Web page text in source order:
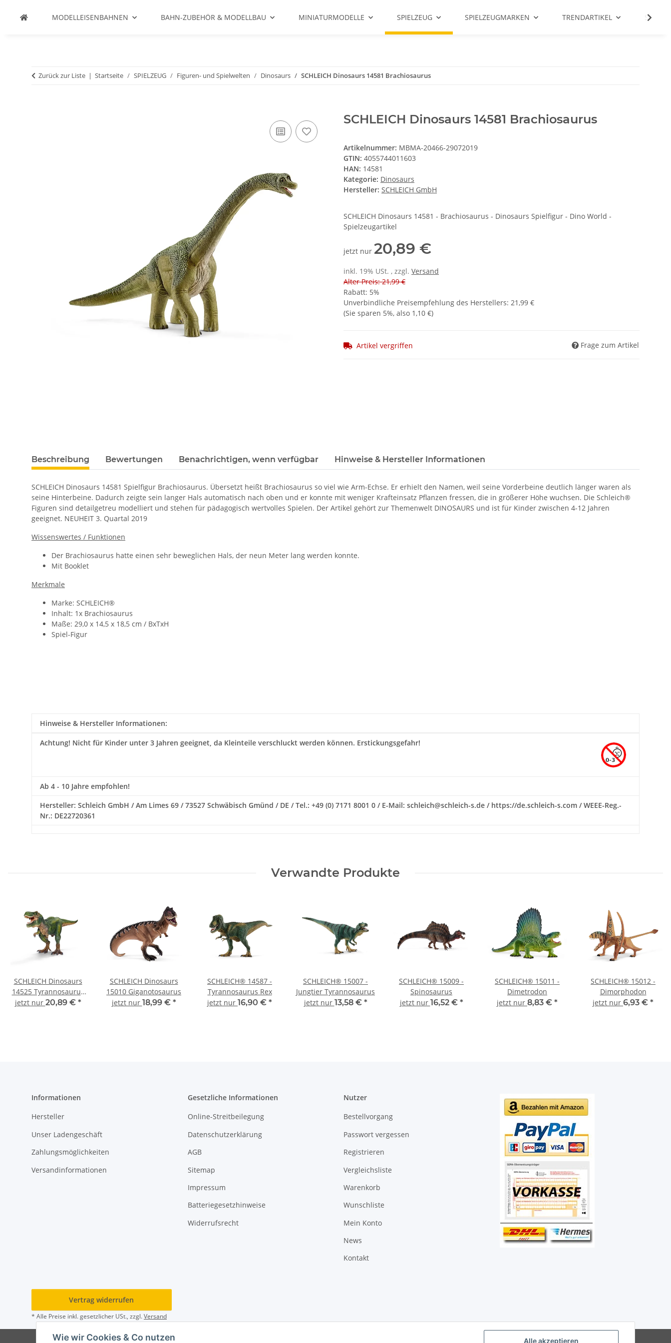
Alle akzeptieren
Wie wir Cookies & Co nutzen
MODELLEISENBAHNEN BAHN-ZUBEHÖR & MODELLBAU MINIATURMODELLE SPIELZEUG SPIELZEUGMARKEN TRENDARTIKEL SALE %
Zurück zur Liste Startseite SPIELZEUG Figuren- und Spielwelten Dinosaurs SCHLEICH Dinosaurs 14581 Brachiosaurus
SCHLEICH Dinosaurs 14581 Brachiosaurus
Artikelnummer: MBMA-20466-29072019
GTIN: 4055744011603
HAN: 14581
Kategorie: Dinosaurs
Hersteller: SCHLEICH GmbH
SCHLEICH Dinosaurs 14581 - Brachiosaurus - Dinosaurs Spielfigur - Dino World -
Spielzeugartikel
jetzt nur 20,89 €
inkl. 19% USt. , zzgl. Versand
Alter Preis: 21,99 €
Rabatt: 5%
Unverbindliche Preisempfehlung des Herstellers: 21,99 €
(Sie sparen 5%, also 1,10 €)
Artikel vergriffen Frage zum Artikel
Beschreibung Bewertungen Benachrichtigen, wenn verfügbar Hinweise & Hersteller Informationen
SCHLEICH Dinosaurs 14581 Spielfigur Brachiosaurus. Übersetzt heißt Brachiosaurus so viel wie Arm-Echse. Er erhielt den Namen, weil seine Vorderbeine deutlich länger waren als
seine Hinterbeine. Dadurch zeigte sein langer Hals automatisch nach oben und er konnte mit weniger Krafteinsatz Pflanzen fressen, die in größerer Höhe wuchsen. Die Schleich®
Figuren sind detailgetreu modelliert und stehen für pädagogisch wertvolles Spielen. Der Artikel gehört zur Themenwelt DINOSAURS und ist für Kinder zwischen 4-12 Jahren
geeignet. NEUHEIT 3. Quartal 2019
Wissenswertes / Funktionen
Der Brachiosaurus hatte einen sehr beweglichen Hals, der neun Meter lang werden konnte.
Mit Booklet
Merkmale
Marke: SCHLEICH®
Inhalt: 1x Brachiosaurus
Maße: 29,0 x 14,5 x 18,5 cm / BxTxH
Spiel-Figur
Hinweise & Hersteller Informationen:
Achtung! Nicht für Kinder unter 3 Jahren geeignet, da Kleinteile verschluckt werden können. Erstickungsgefahr!
Ab 4 - 10 Jahre empfohlen!
Hersteller: Schleich GmbH / Am Limes 69 / 73527 Schwäbisch Gmünd / DE / Tel.: +49 (0) 7171 8001 0 / E-Mail: schleich@schleich-s.de / https://de.schleich-s.com / WEEE-Reg.-
Nr.: DE22720361
Verwandte Produkte
SCHLEICH Dinosaurs
14525 Tyrannosaurus
Rex
jetzt nur 20,89 € *
SCHLEICH Dinosaurs
15010 Giganotosaurus
jetzt nur 18,99 € *
SCHLEICH® 14587 -
Tyrannosaurus Rex
jetzt nur 16,90 € *
SCHLEICH® 15007 -
Jungtier Tyrannosaurus
jetzt nur 13,58 € *
SCHLEICH® 15009 -
Spinosaurus
jetzt nur 16,52 € *
SCHLEICH® 15011 -
Dimetrodon
jetzt nur 8,83 € *
SCHLEICH® 15012 -
Dimorphodon
jetzt nur 6,93 € *
Informationen
Hersteller
Unser Ladengeschäft
Zahlungsmöglichkeiten
Versandinformationen
Gesetzliche Informationen
Online-Streitbeilegung
Datenschutzerklärung
AGB
Sitemap
Impressum
Batteriegesetzhinweise
Widerrufsrecht
Nutzer
Bestellvorgang
Passwort vergessen
Registrieren
Vergleichsliste
Warenkorb
Wunschliste
Mein Konto
News
Kontakt
Vertrag widerrufen
* Alle Preise inkl. gesetzlicher USt., zzgl.Versand